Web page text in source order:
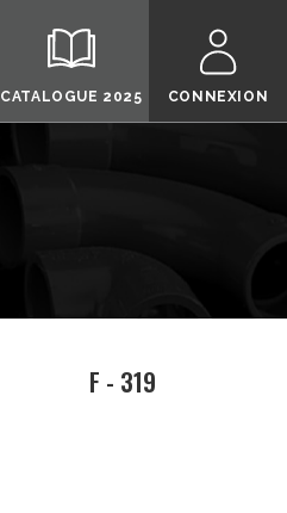
CONNEXION
CATALOGUE 2025
F - 319